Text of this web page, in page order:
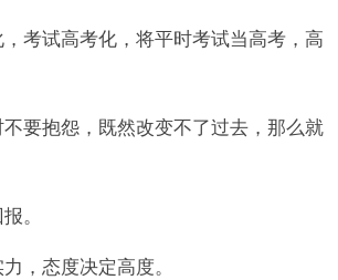
考试高考化，将平时考试当高考，高
要抱怨，既然改变不了过去，那么就
。
，态度决定高度。